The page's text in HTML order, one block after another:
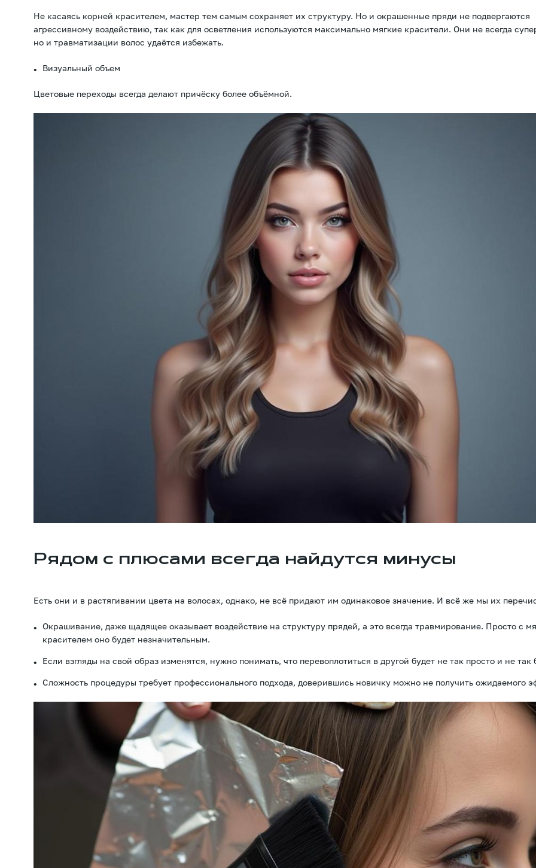
Не касаясь корней красителем, мастер тем самым сохраняет их структуру. Но и окрашенные пряди не подвергаются
агрессивному воздействию, так как для осветления используются максимально мягкие красители. Они не всегда
но и травматизации волос удаётся избежать.
Визуальный объем
Цветовые переходы всегда делают причёску более объёмной.
Рядом с плюсами всегда найдутся минусы
Есть они и в растягивании цвета на волосах, однако, не всё придают им одинаковое значение. И всё же мы их
Окрашивание, даже щадящее оказывает воздействие на структуру прядей, а это всегда травмирование. Просто с
красителем оно будет незначительным.
Если взгляды на свой образ изменятся, нужно понимать, что перевоплотиться в другой будет не так просто и не так
Сложность процедуры требует профессионального подхода, доверившись новичку можно не получить ожидаемого